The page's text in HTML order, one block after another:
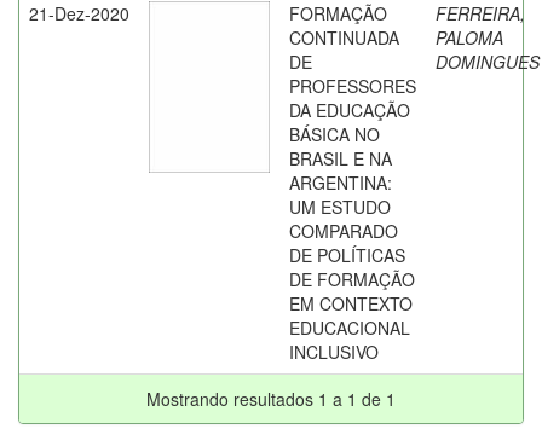
21-Dez-2020
FORMAÇÃO
CONTINUADA
DE
PROFESSORES
DA EDUCAÇÃO
BÁSICA NO
BRASIL E NA
ARGENTINA:
UM ESTUDO
COMPARADO
DE POLÍTICAS
DE FORMAÇÃO
EM CONTEXTO
EDUCACIONAL
INCLUSIVO
FERREIRA,
PALOMA
DOMINGUES
Mostrando resultados 1 a 1 de 1